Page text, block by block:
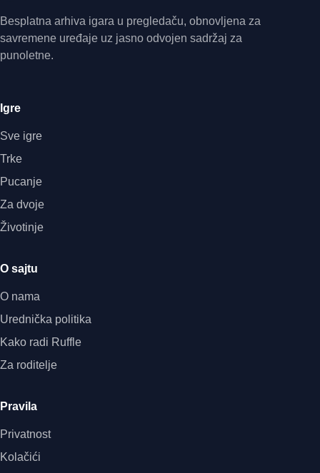
Besplatna arhiva igara u pregledaču, obnovljena za
savremene uređaje uz jasno odvojen sadržaj za
punoletne.
Igre
Sve igre
Trke
Pucanje
Za dvoje
Životinje
O sajtu
O nama
Urednička politika
Kako radi Ruffle
Za roditelje
Pravila
Privatnost
Kolačići